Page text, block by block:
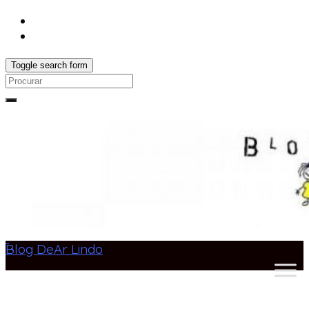
Toggle search form
Search
Blog DeAr Lindo